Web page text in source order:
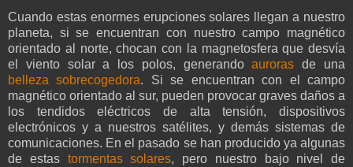
Cuando estas enormes erupciones solares llegan a nuestro
planeta, si se encuentran con nuestro campo magnético
orientado al norte, chocan con la magnetosfera que desvía
el viento solar a los polos, generandoauroras de una
belleza sobrecogedora. Si se encuentran con el campo
magnético orientado al sur, pueden provocar graves daños a
los tendidos eléctricos de alta tensión, dispositivos
electrónicos y a nuestros satélites, y demás sistemas de
comunicaciones. En el pasado se han producido ya algunas
de estas tormentas solares, pero nuestro bajo nivel de